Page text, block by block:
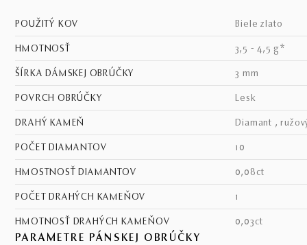
POUŽITÝ KOV biele zlato
HMOTNOSŤ 3,5 - 4,5 g*
ŠÍRKA DÁMSKEJ OBRÚČKY 3 mm
POVRCH OBRÚČKY lesk
DRAHÝ KAMEŇ diamant ,
POČET DIAMANTOV 10
HMOSTNOSŤ DIAMANTOV 0,08ct
POČET DRAHÝCH KAMEŇOV 1
HMOTNOSŤ DRAHÝCH KAMEŇOV 0,03ct
PARAMETRE PÁNSKEJ OBRÚČKY